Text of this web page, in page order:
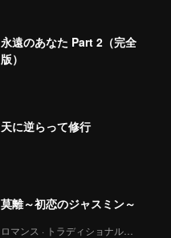
《脱口秀大会-第四季》
《脱口秀大会-第四季》
《脱口秀大会-第四季》
EP06上集 第一版.mp4
永遠のあなた Part 2（完全
版）
天に逆らって修行
莫離～初恋のジャスミン～
ロマンス · トラディショナル・コスチューム